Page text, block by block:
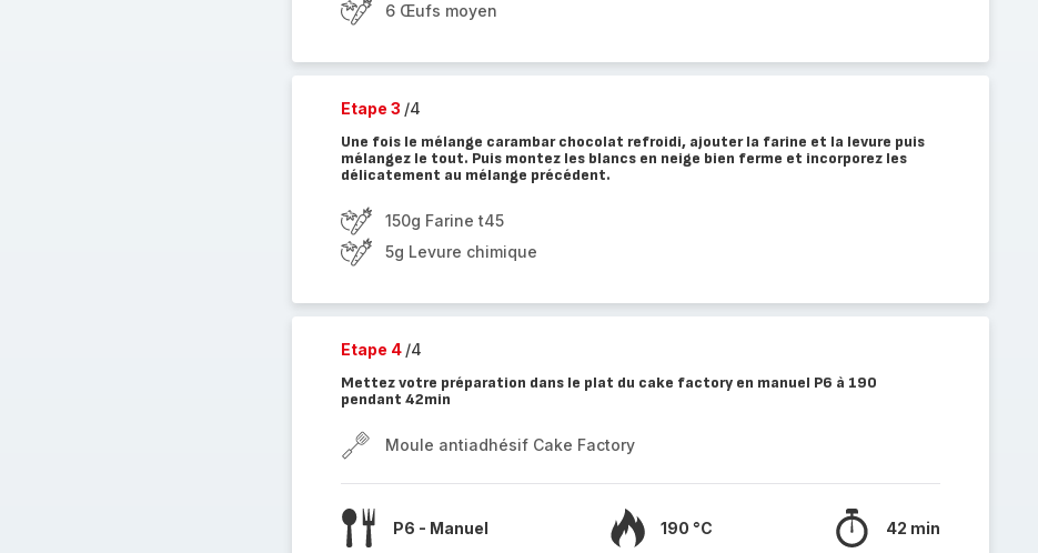
6 Œufs moyen
Etape 3 /4
Une fois le mélange carambar chocolat refroidi, ajouter la farine et la levure puis
mélangez le tout. Puis montez les blancs en neige bien ferme et incorporez les
délicatement au mélange précédent.
150g Farine t45
5g Levure chimique
Etape 4 /4
Mettez votre préparation dans le plat du cake factory en manuel P6 à 190
pendant 42min
Moule antiadhésif Cake Factory
P6 - Manuel 190 °C 42 min